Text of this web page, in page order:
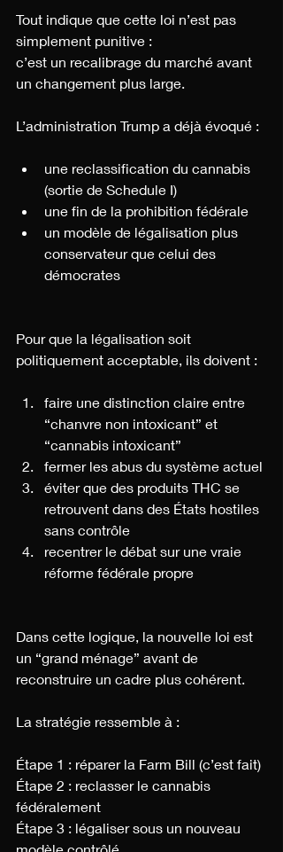
Tout indique que cette loi n’est pas
simplement punitive :
c’est un recalibrage du marché avant
un changement plus large.
L’administration Trump a déjà évoqué :
une reclassification du cannabis
(sortie de Schedule I)
une fin de la prohibition fédérale
un modèle de légalisation plus
conservateur que celui des
démocrates
Pour que la légalisation soit
politiquement acceptable, ils doivent :
faire une distinction claire entre
“chanvre non intoxicant” et
“cannabis intoxicant”
fermer les abus du système actuel
éviter que des produits THC se
retrouvent dans des États hostiles
sans contrôle
recentrer le débat sur une vraie
réforme fédérale propre
Dans cette logique, la nouvelle loi est
un “grand ménage” avant de
reconstruire un cadre plus cohérent.
La stratégie ressemble à :
Étape 1 : réparer la Farm Bill (c’est fait)
Étape 2 : reclasser le cannabis
fédéralement
Étape 3 : légaliser sous un nouveau